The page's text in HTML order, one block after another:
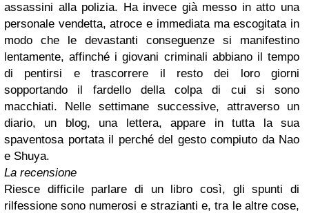
assassini alla polizia. Ha invece già messo in atto una
personale vendetta, atroce e immediata ma escogitata in
modo che le devastanti conseguenze si manifestino
lentamente, affinché i giovani criminali abbiano il tempo
di pentirsi e trascorrere il resto dei loro giorni
sopportando il fardello della colpa di cui si sono
macchiati. Nelle settimane successive, attraverso un
diario, un blog, una lettera, appare in tutta la sua
spaventosa portata il perché del gesto compiuto da Nao
e Shuya.
La recensione
Riesce difficile parlare di un libro così, gli spunti di
rilfessione sono numerosi e strazianti e, tra le altre cose,